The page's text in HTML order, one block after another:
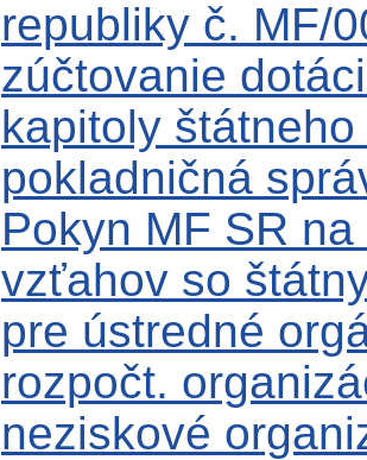
republiky č. MF/
zúčtovanie
kapitoly
pokladničná
Pokyn MF SR
vzťahov so
pre ústredné
rozpočt.
neziskové